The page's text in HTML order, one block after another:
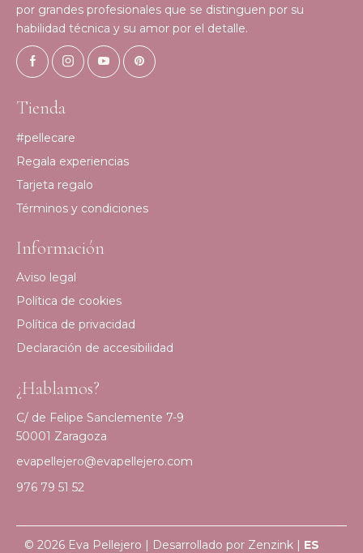
por grandes profesionales que se distinguen por su
habilidad técnica y su amor por el detalle.
Tienda
#pellecare
Regala experiencias
Tarjeta regalo
Términos y condiciones
Información
Aviso legal
Política de cookies
Política de privacidad
Declaración de accesibilidad
¿Hablamos?
C/ de Felipe Sanclemente 7-9
50001 Zaragoza
evapellejero@evapellejero.com
976 79 51 52
© 2026 Eva Pellejero | Desarrollado por Zenzink | ES